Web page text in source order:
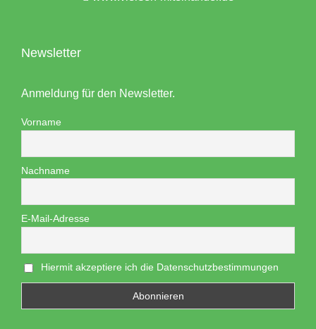
Newsletter
Anmeldung für den Newsletter.
Vorname
Nachname
E-Mail-Adresse
Hiermit akzeptiere ich die Datenschutzbestimmungen